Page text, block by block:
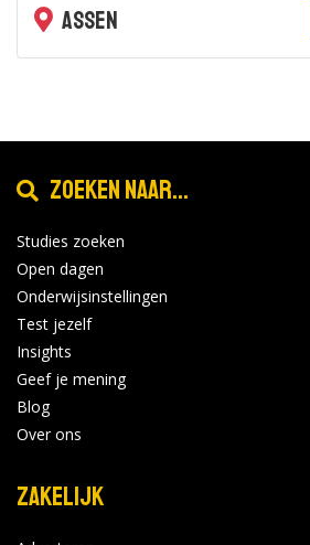
Assen
Zoeken naar...
Studies zoeken
Open dagen
Onderwijsinstellingen
Test jezelf
Insights
Geef je mening
Blog
Over ons
Zakelijk